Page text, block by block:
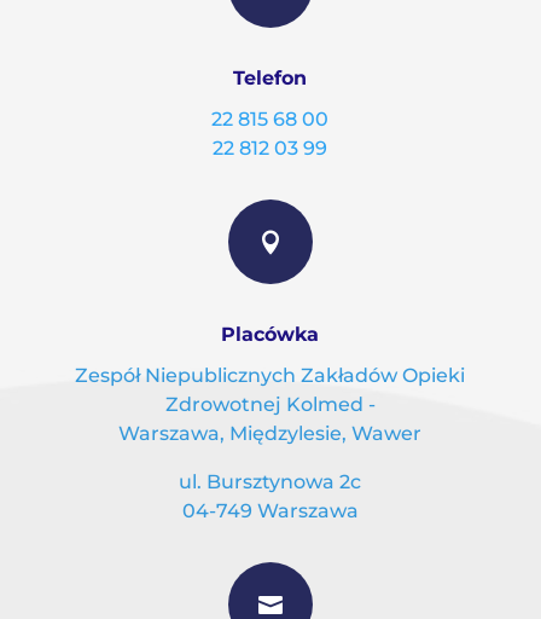
Telefon
22 815 68 00
22 812 03 99

Placówka
Zespół Niepublicznych Zakładów Opieki
Zdrowotnej Kolmed -
Warszawa, Międzylesie, Wawer
ul. Bursztynowa 2c
04-749 Warszawa
